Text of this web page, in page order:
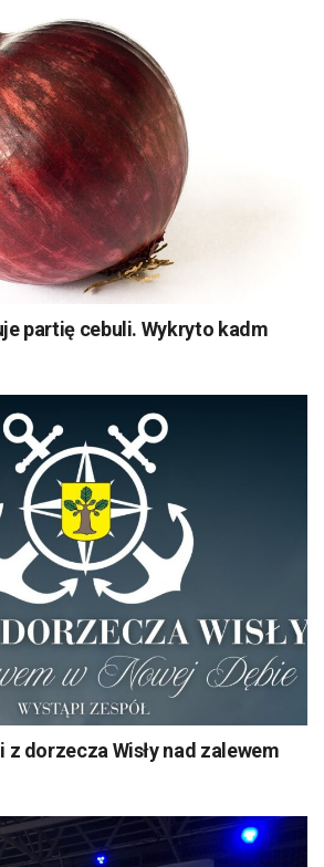
partię cebuli. Wykryto kadm
z dorzecza Wisły nad zalewem